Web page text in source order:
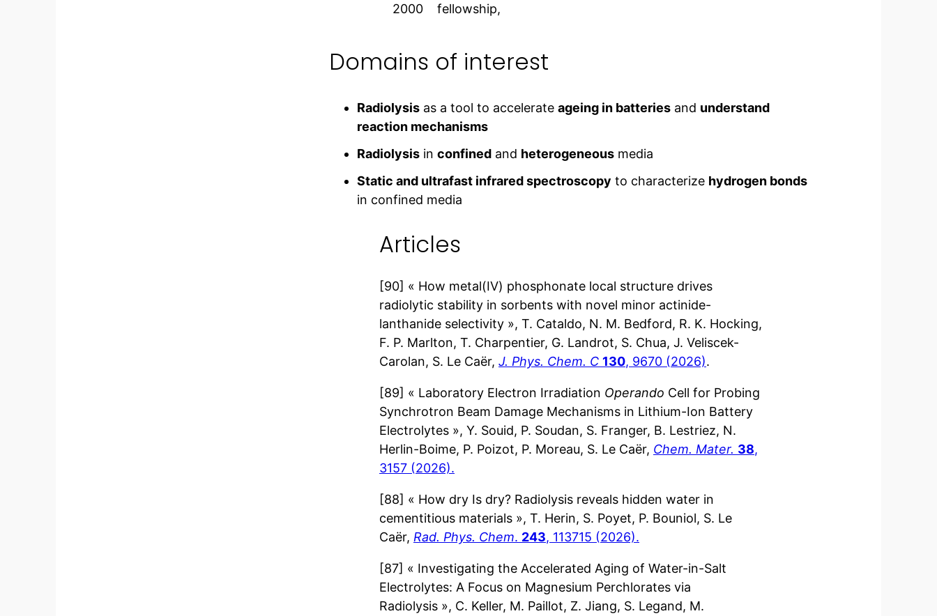
2000
fellowship,
Domains of interest
Radiolysis as a tool to accelerate ageing in batteries and understand
reaction mechanisms
Radiolysis in confined and heterogeneous media
Static and ultrafast infrared spectroscopy to characterize hydrogen bonds
in confined media
Articles
[90] « How metal(IV) phosphonate local structure drives
radiolytic stability in sorbents with novel minor actinide-
lanthanide selectivity », T. Cataldo, N. M. Bedford, R. K. Hocking,
F. P. Marlton, T. Charpentier, G. Landrot, S. Chua, J. Veliscek-
Carolan, S. Le Caër, J. Phys. Chem. C 130, 9670 (2026).
[89] « Laboratory Electron Irradiation Operando Cell for Probing
Synchrotron Beam Damage Mechanisms in Lithium-Ion Battery
Electrolytes », Y. Souid, P. Soudan, S. Franger, B. Lestriez, N.
Herlin-Boime, P. Poizot, P. Moreau, S. Le Caër, Chem. Mater. 38,
3157 (2026).
[88] « How dry Is dry? Radiolysis reveals hidden water in
cementitious materials », T. Herin, S. Poyet, P. Bouniol, S. Le
Caër, Rad. Phys. Chem. 243, 113715 (2026).
[87] « Investigating the Accelerated Aging of Water-in-Salt
Electrolytes: A Focus on Magnesium Perchlorates via
Radiolysis », C. Keller, M. Paillot, Z. Jiang, S. Legand, M.